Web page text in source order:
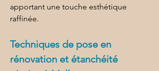
apportant une touche esthétique
raffinée.
Techniques de pose en
rénovation et étanchéité